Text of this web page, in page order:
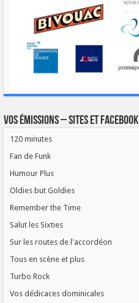
Vos émissions – Sites et Facebook
120 minutes
Fan de Funk
Humour Plus
Oldies but Goldies
Remember the Time
Salut les Sixties
Sur les routes de l'accordéon
Tous en scène et plus
Turbo Rock
Vos dédicaces dominicales